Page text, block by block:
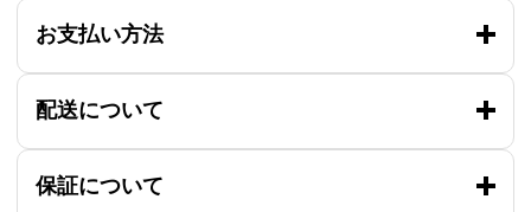
お支払い方法
配送について
保証について